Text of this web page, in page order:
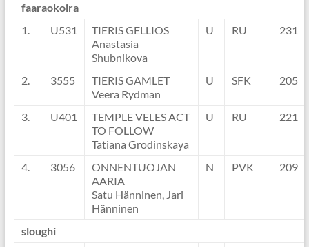
faaraokoira
1.
U531
TIERIS GELLIOS
Anastasia
Shubnikova
U RU 231
2. 3555
TIERIS GAMLET
Veera Rydman
U SFK 205
3. U401
TEMPLE VELES ACT
TO FOLLOW
Tatiana Grodinskaya
U RU 221
4. 3056
ONNENTUOJAN
AARIA
Satu Hänninen, Jari
Hänninen
N PVK 209
sloughi